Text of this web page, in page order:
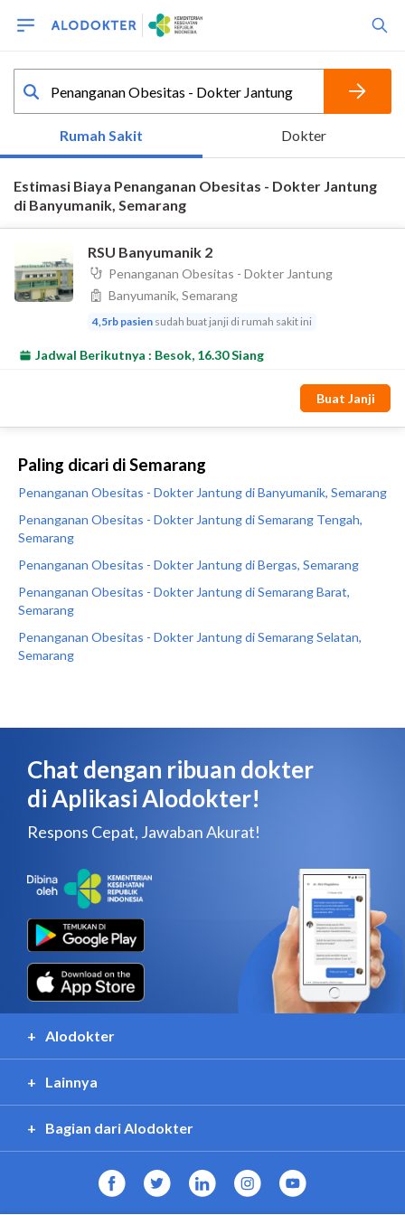
Paling dicari di Semarang
Penanganan Obesitas - Dokter Jantung di Banyumanik, Semarang
Penanganan Obesitas - Dokter Jantung di Semarang Tengah,
Semarang
Penanganan Obesitas - Dokter Jantung di Bergas, Semarang
Penanganan Obesitas - Dokter Jantung di Semarang Barat,
Semarang
Penanganan Obesitas - Dokter Jantung di Semarang Selatan,
Semarang